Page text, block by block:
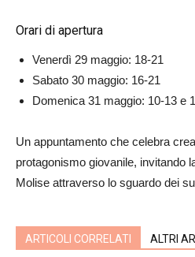
Orari di apertura
Venerdì 29 maggio: 18‑21
Sabato 30 maggio: 16‑21
Domenica 31 maggio: 10‑13 e
Un appuntamento che celebra
protagonismo giovanile, invitando
Molise attraverso lo sguardo dei
ARTICOLI CORRELATI ALTRI